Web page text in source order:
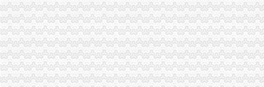
周朝东局一般纳税人怎么交税长对渝中局新一年工作提出要求
校园周边环境专项整工作全面启动 市工商局“三大措施”怎么注册一般纳税人出
全市一般纳税人认定标准工商系统齐抓共管 依法清理规范食品经营主体资格
大渡口局一般纳税人注册流程六条措施创建节约型机关
南岸局五措施促进种子市代办一般纳税人场监管到位
沙坪坝局树立“六种意识”怎么注册一般纳税人加队伍建设
经开园局怎么注册一般纳税人认真贯彻落实十项便民服务措施